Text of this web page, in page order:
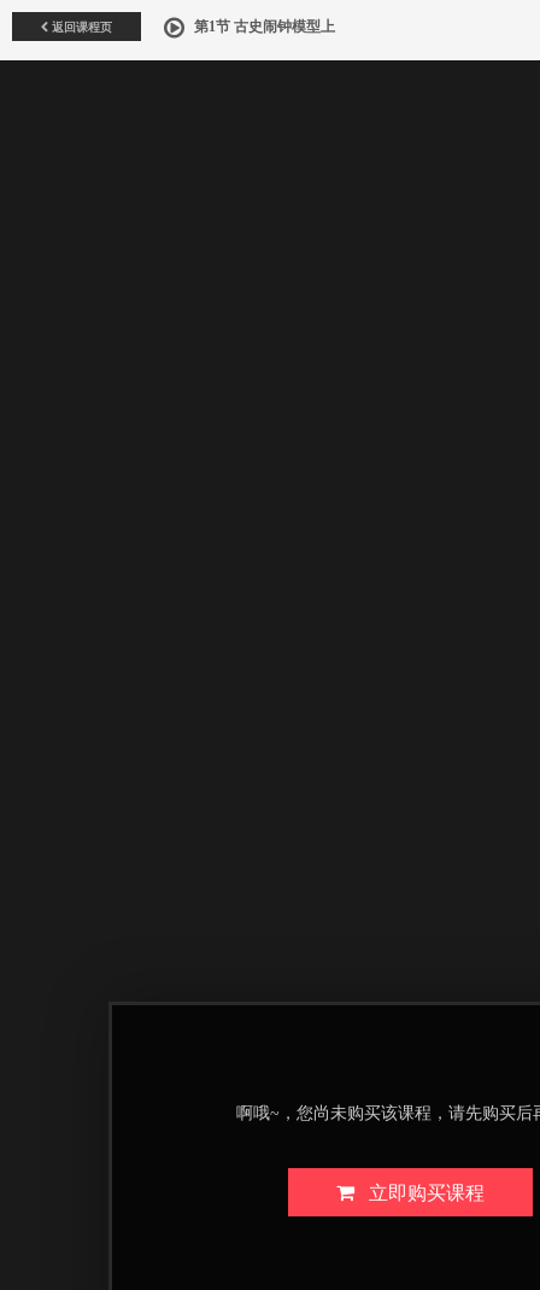
返回课程页 第1节 古史闹钟模型上
啊哦~，您尚未购买该课程，请先购买后
立即购买课程